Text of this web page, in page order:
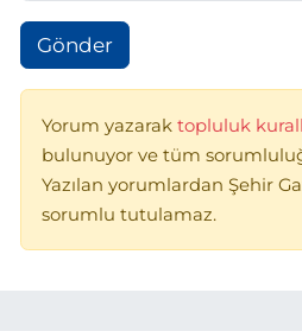
Gönder
Yorum yazarak topluluk
bulunuyor ve tüm
Yazılan yorumlardan Şehir
sorumlu tutulamaz.